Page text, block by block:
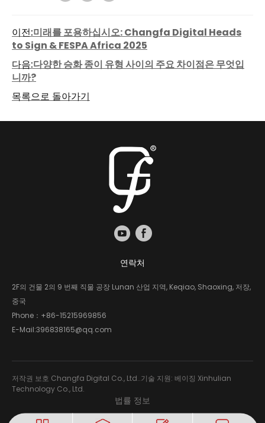
이전:미래를 포용하십시오: Changfa Digital Heads
to Sign & FESPA Africa 2025
다음:다양한 승화 종이 유형 사이의 주요 차이점은 무엇입
니까?
목록으로 돌아가기
연락처
2F의 건물 2의 9 번째 직물 공장 Lunan 산업 지역, Keqiao, Shaoxing, 저장,
중국
Phone： +86-15215969856
E-Mail:396838165@qq.com
저작권 보호 Changfa Digital Co., Ltd..기술 지원: 베이징 Xinhulian
Technology Co., Ltd.
법률 정보